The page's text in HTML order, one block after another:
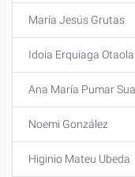
María Jesús Grutas
Idoia Erquiaga Otaola
Ana María Pumar
Noemi González
Higinio Mateu Ubeda